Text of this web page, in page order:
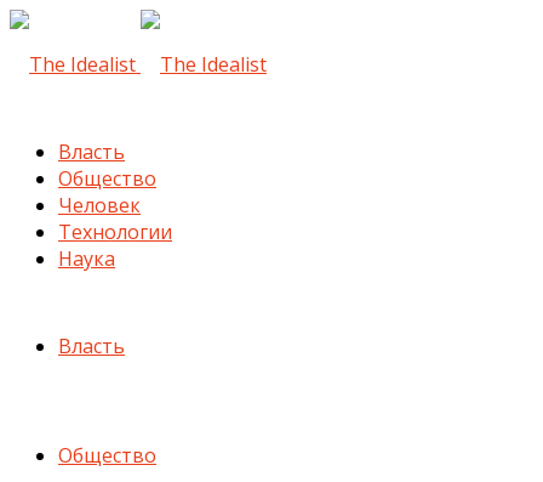
Власть
Общество
Человек
Технологии
Наука
Власть
Общество